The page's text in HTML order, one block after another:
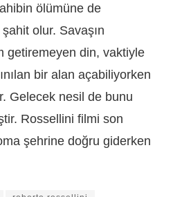
ölümüne de
olur. Savaşın
getiremeyen din, vaktiyle
bir alan açabiliyorken
Gelecek nesil de bunu
Rossellini filmi son
şehrine doğru giderken